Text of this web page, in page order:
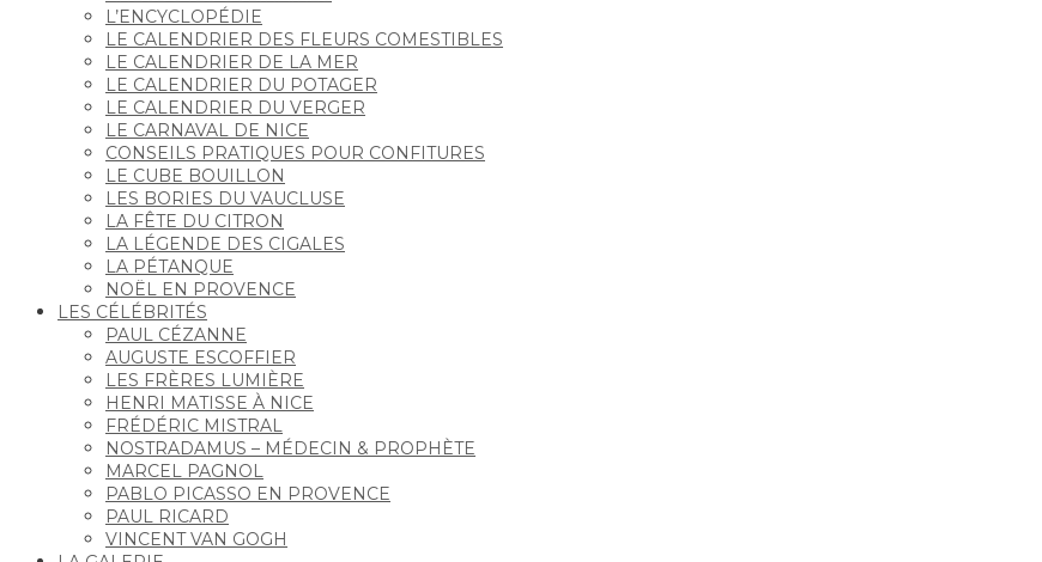
L’ENCYCLOPÉDIE
LE CALENDRIER DES FLEURS COMESTIBLES
LE CALENDRIER DE LA MER
LE CALENDRIER DU POTAGER
LE CALENDRIER DU VERGER
LE CARNAVAL DE NICE
CONSEILS PRATIQUES POUR CONFITURES
LE CUBE BOUILLON
LES BORIES DU VAUCLUSE
LA FÊTE DU CITRON
LA LÉGENDE DES CIGALES
LA PÉTANQUE
NOËL EN PROVENCE
LES CÉLÉBRITÉS
PAUL CÉZANNE
AUGUSTE ESCOFFIER
LES FRÈRES LUMIÈRE
HENRI MATISSE À NICE
FRÉDÉRIC MISTRAL
NOSTRADAMUS – MÉDECIN & PROPHÈTE
MARCEL PAGNOL
PABLO PICASSO EN PROVENCE
PAUL RICARD
VINCENT VAN GOGH